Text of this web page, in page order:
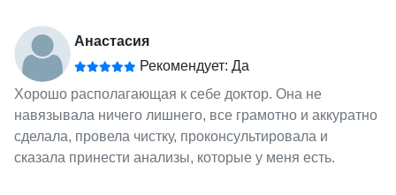
Анастасия
Рекомендует: Да
Хорошо располагающая к себе доктор. Она не
навязывала ничего лишнего, все грамотно и аккуратно
сделала, провела чистку, проконсультировала и
сказала принести анализы, которые у меня есть.